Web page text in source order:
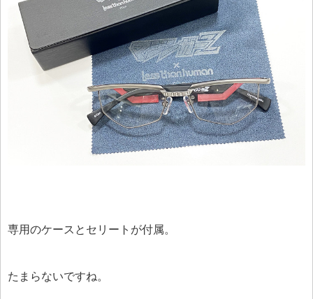
専用のケースとセリートが付属。
たまらないですね。